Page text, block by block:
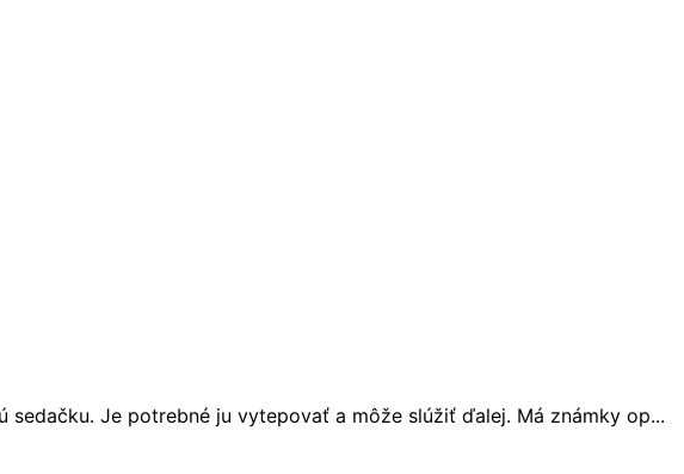
sedačku. Je potrebné ju vytepovať a môže slúžiť ďalej. Má známky op...